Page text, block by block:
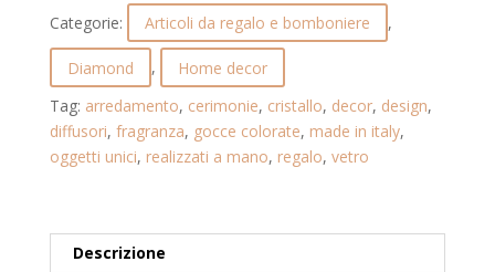
ARANCIONE.
DIAMOND.
24.110.ROSANT
quantità
Categorie: Articoli da regalo e bomboniere ,
Diamond ,
Home decor
Tag: arredamento, cerimonie, cristallo, decor, design,
diffusori, fragranza, gocce colorate, made in italy,
oggetti unici, realizzati a mano, regalo, vetro
Descrizione